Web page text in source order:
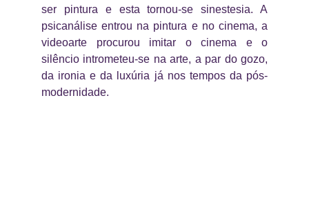
ser pintura e esta tornou-se sinestesia. A
psicanálise entrou na pintura e no cinema, a
videoarte procurou imitar o cinema e o
silêncio intrometeu-se na arte, a par do gozo,
da ironia e da luxúria já nos tempos da pós-
modernidade.